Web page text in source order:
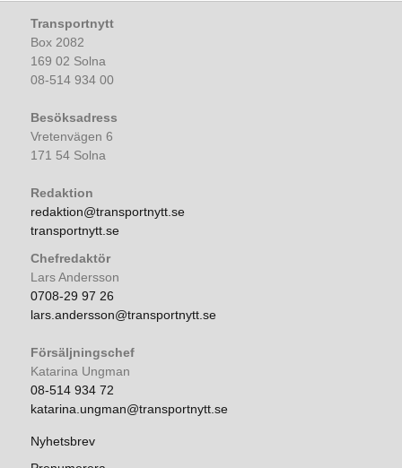
Transportnytt
Box 2082
169 02 Solna
08-514 934 00
Besöksadress
Vretenvägen 6
171 54 Solna
Redaktion
redaktion@transportnytt.se
transportnytt.se
Chefredaktör
Lars Andersson
0708-29 97 26
lars.andersson@transportnytt.se
Försäljningschef
Katarina Ungman
08-514 934 72
katarina.ungman@transportnytt.se
Nyhetsbrev